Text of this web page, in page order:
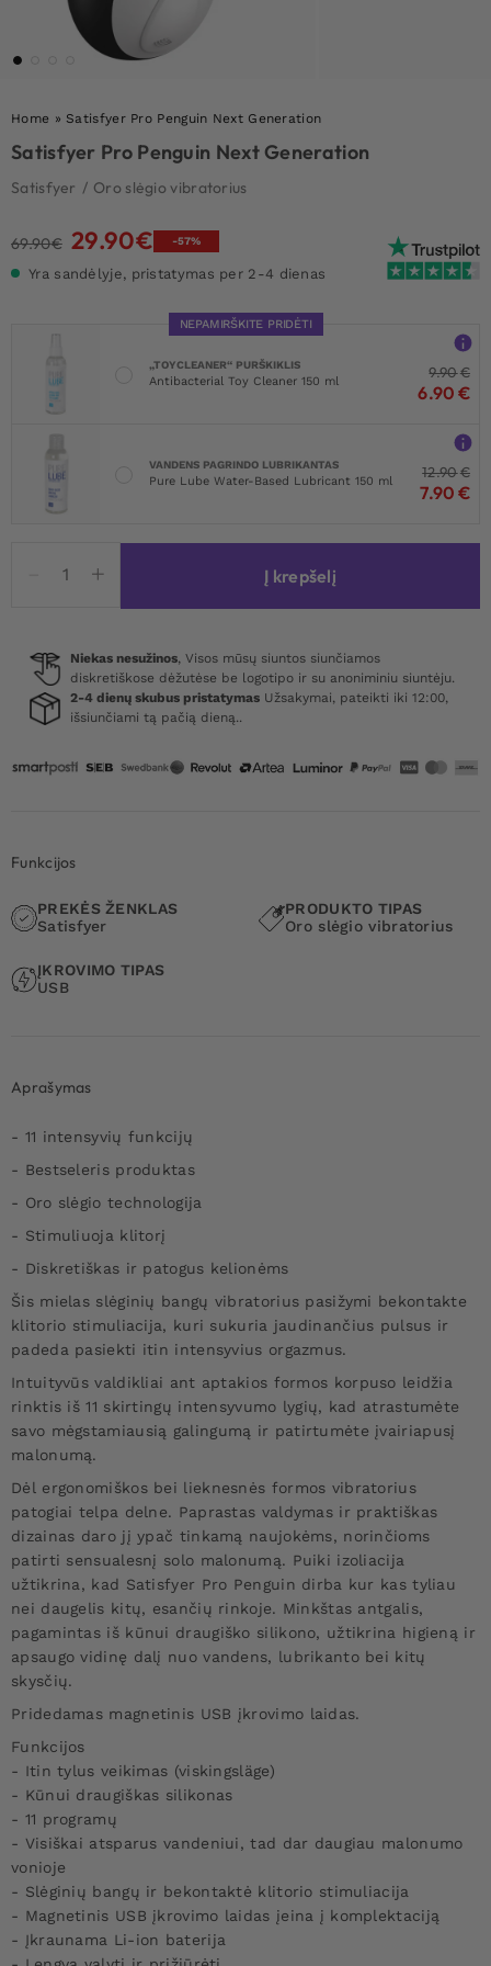
Home »Satisfyer Pro Penguin Next Generation
Satisfyer Pro Penguin Next Generation
Satisfyer / Oro slėgio vibratorius
69.90€ Original
was:
29.90€Current
29.90€.
-57%
Yra sandėlyje, pristatymas per 2-4 dienas
NEPAMIRŠKITE PRIDĖTI
„TOYCLEANER“ PURŠKIKLIS
Antibacterial Toy Cleaner 150 ml
9.90€
6.90 €
VANDENS PAGRINDO LUBRIKANTAS
Pure Lube Water-Based Lubricant 150 ml
12.90€
7.90 €
kiekis:
Satisfyer
Penguin
Next
Generation
Į krepšelį
Niekas nesužinos, Visos mūsų siuntos siunčiamos
diskretiškose dėžutėse be logotipo ir su anoniminiu siuntėju.
2-4 dienų skubus pristatymas Užsakymai, pateikti iki 12:00,
išsiunčiami tą pačią dieną..
Funkcijos
PREKĖS ŽENKLAS
Satisfyer
PRODUKTO TIPAS
Oro slėgio vibratorius
ĮKROVIMO TIPAS
USB
Aprašymas
- 11 intensyvių funkcijų
- Bestseleris produktas
- Oro slėgio technologija
- Stimuliuoja klitorį
- Diskretiškas ir patogus kelionėms
Šis mielas slėginių bangų vibratorius pasižymi bekontakte
klitorio stimuliacija, kuri sukuria jaudinančius pulsus ir
padeda pasiekti itin intensyvius orgazmus.
Intuityvūs valdikliai ant aptakios formos korpuso leidžia
rinktis iš 11 skirtingų intensyvumo lygių, kad atrastumėte
savo mėgstamiausią galingumą ir patirtumėte įvairiapusį
malonumą.
Dėl ergonomiškos bei lieknesnės formos vibratorius
patogiai telpa delne. Paprastas valdymas ir praktiškas
dizainas daro jį ypač tinkamą naujokėms, norinčioms
patirti sensualesnį solo malonumą. Puiki izoliacija
užtikrina, kad Satisfyer Pro Penguin dirba kur kas tyliau
nei daugelis kitų, esančių rinkoje. Minkštas antgalis,
pagamintas iš kūnui draugiško silikono, užtikrina higieną ir
apsaugo vidinę dalį nuo vandens, lubrikanto bei kitų
skysčių.
Pridedamas magnetinis USB įkrovimo laidas.
Funkcijos
- Itin tylus veikimas (viskingsläge)
- Kūnui draugiškas silikonas
- 11 programų
- Visiškai atsparus vandeniui, tad dar daugiau malonumo
vonioje
- Slėginių bangų ir bekontaktė klitorio stimuliacija
- Magnetinis USB įkrovimo laidas įeina į komplektaciją
- Įkraunama Li-ion baterija